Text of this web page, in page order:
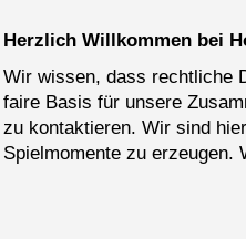
Herzlich Willkommen bei
Wir wissen, dass rechtliche
faire Basis für unsere
zu kontaktieren. Wir sind
Spielmomente zu erzeugen.